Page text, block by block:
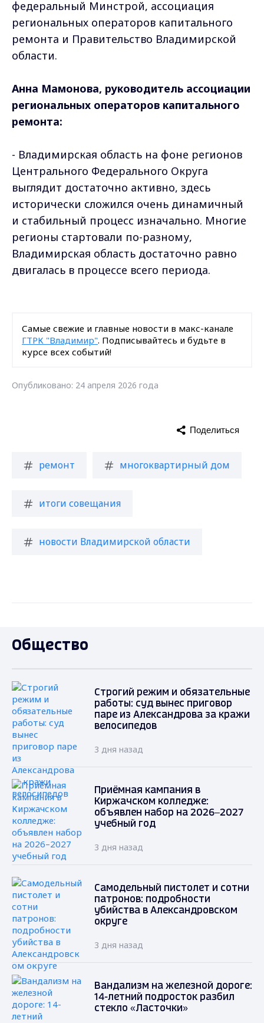
федеральный Минстрой, ассоциация
региональных операторов капитального
ремонта и Правительство Владимирской
области.
Анна Мамонова, руководитель ассоциации
региональных операторов капитального
ремонта:
- Владимирская область на фоне регионов
Центрального Федерального Округа
выглядит достаточно активно, здесь
исторически сложился очень динамичный
и стабильный процесс изначально. Многие
регионы стартовали по-разному,
Владимирская область достаточно равно
двигалась в процессе всего периода.
Самые свежие и главные новости в макс-канале
ГТРК "Владимир". Подписывайтесь и будьте в
курсе всех событий!
Опубликовано: 24 апреля 2026 года
ремонт многоквартирный дом
итоги совещания
новости Владимирской области
Поделиться
Общество
Строгий режим и обязательные
работы: суд вынес приговор
паре из Александрова за кражи
велосипедов
3 дня назад
Приёмная кампания в
Киржачском колледже:
объявлен набор на 2026–2027
учебный год
3 дня назад
Самодельный пистолет и сотни
патронов: подробности
убийства в Александровском
округе
3 дня назад
Вандализм на железной дороге:
14-летний подросток разбил
стекло «Ласточки»